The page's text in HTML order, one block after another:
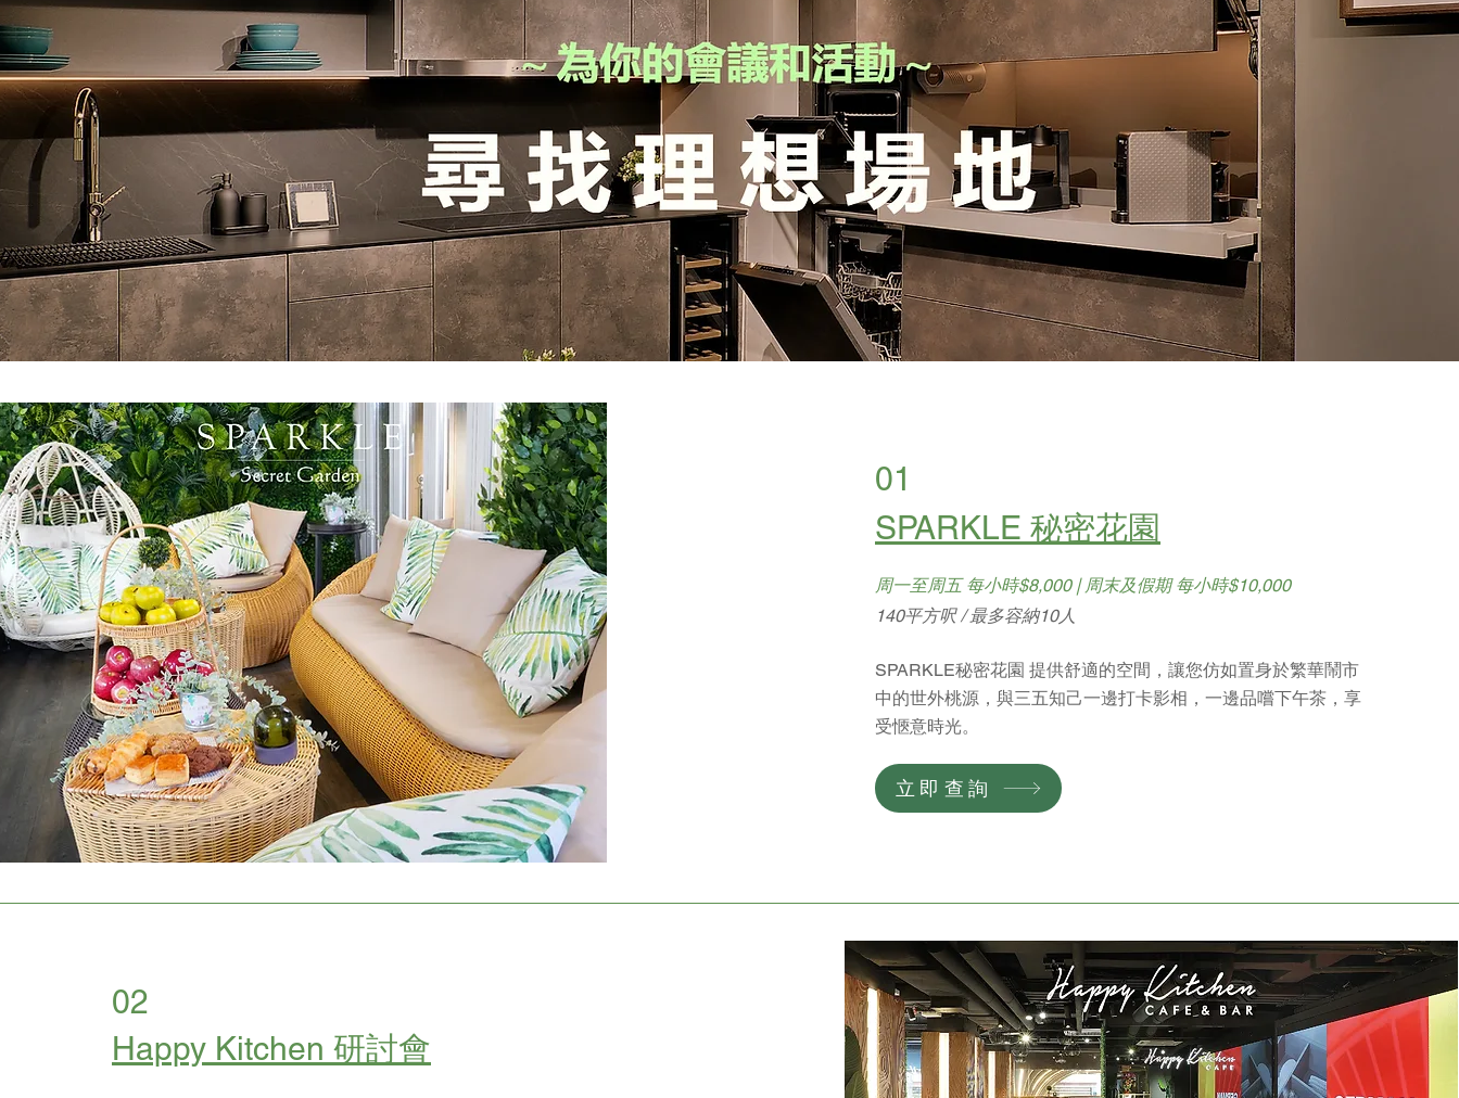
01
SPARKLE 秘密花園
周一至周五 每小時$8,000 | 周末及假期 每小時$10,000
140平方呎 / 最多容納10人
SPARKLE秘密花園 提供舒適的空間，讓您仿如置身於繁華鬧市
中的世外桃源，與三五知己一邊打卡影相，一邊品嚐下午茶，享
受愜意時光。
立即查詢
02
Happy Kitchen 研討會